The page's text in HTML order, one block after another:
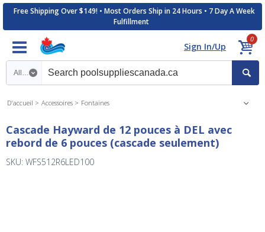
Free Shipping Over $149! • Most Orders Ship in 24 Hours • 7 Day A Week
Fulfillment
Sign In/Up
0
Search category
D'accueil Accessoires Fontaines
Cascade Hayward de 12 pouces à DEL avec
rebord de 6 pouces (cascade seulement)
SKU: WFS512R6LED100